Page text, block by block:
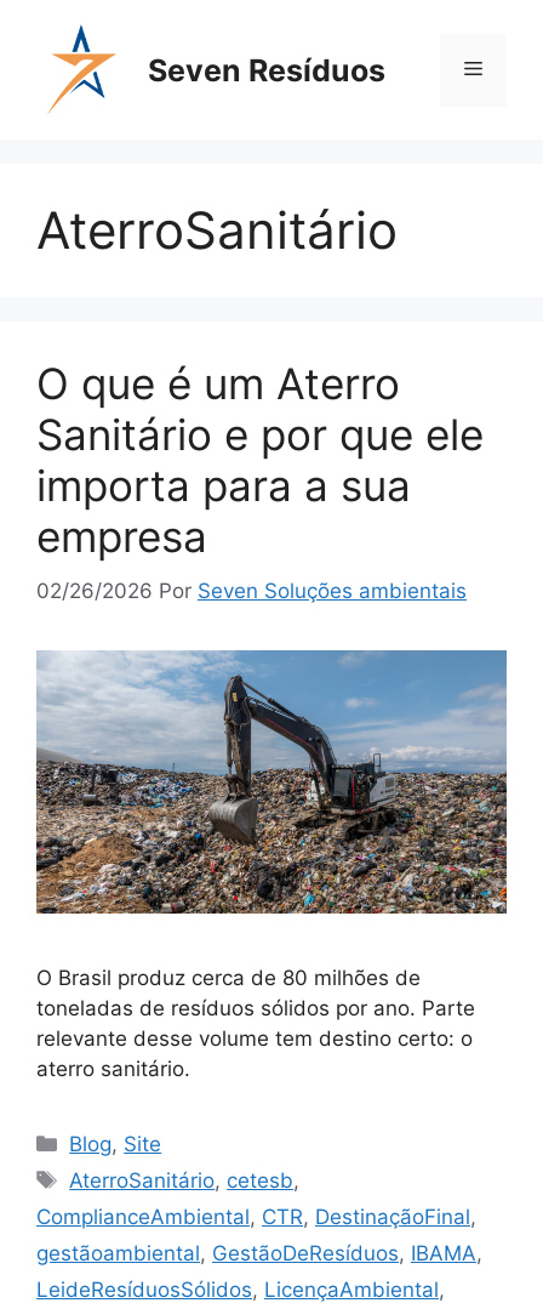
Seven Resíduos
AterroSanitário
O que é um Aterro
Sanitário e por que ele
importa para a sua
empresa
02/26/2026 Por Seven Soluções ambientais
O Brasil produz cerca de 80 milhões de
toneladas de resíduos sólidos por ano. Parte
relevante desse volume tem destino certo: o
aterro sanitário.
Blog, Site
AterroSanitário, cetesb,
ComplianceAmbiental, CTR, DestinaçãoFinal,
gestãoambiental, GestãoDeResíduos, IBAMA,
LeideResíduosSólidos, LicençaAmbiental,